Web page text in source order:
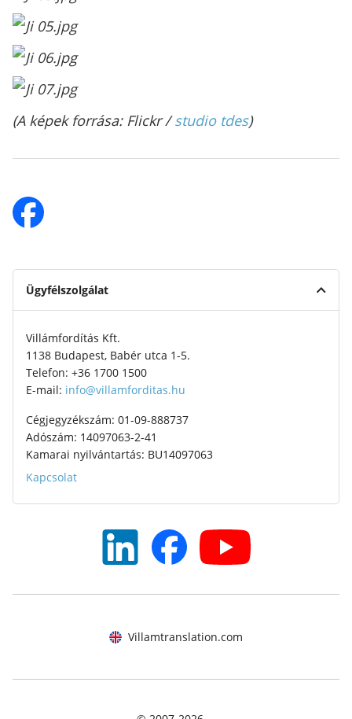
(A képek forrása: Flickr /studio tdes)
Ügyfélszolgálat
Villámfordítás Kft.
1138 Budapest, Babér utca 1-5.
Telefon: +36 1700 1500
E-mail: info@villamforditas.hu
Cégjegyzékszám: 01-09-888737
Adószám: 14097063-2-41
Kamarai nyilvántartás: BU14097063
Kapcsolat
Villamtranslation.com